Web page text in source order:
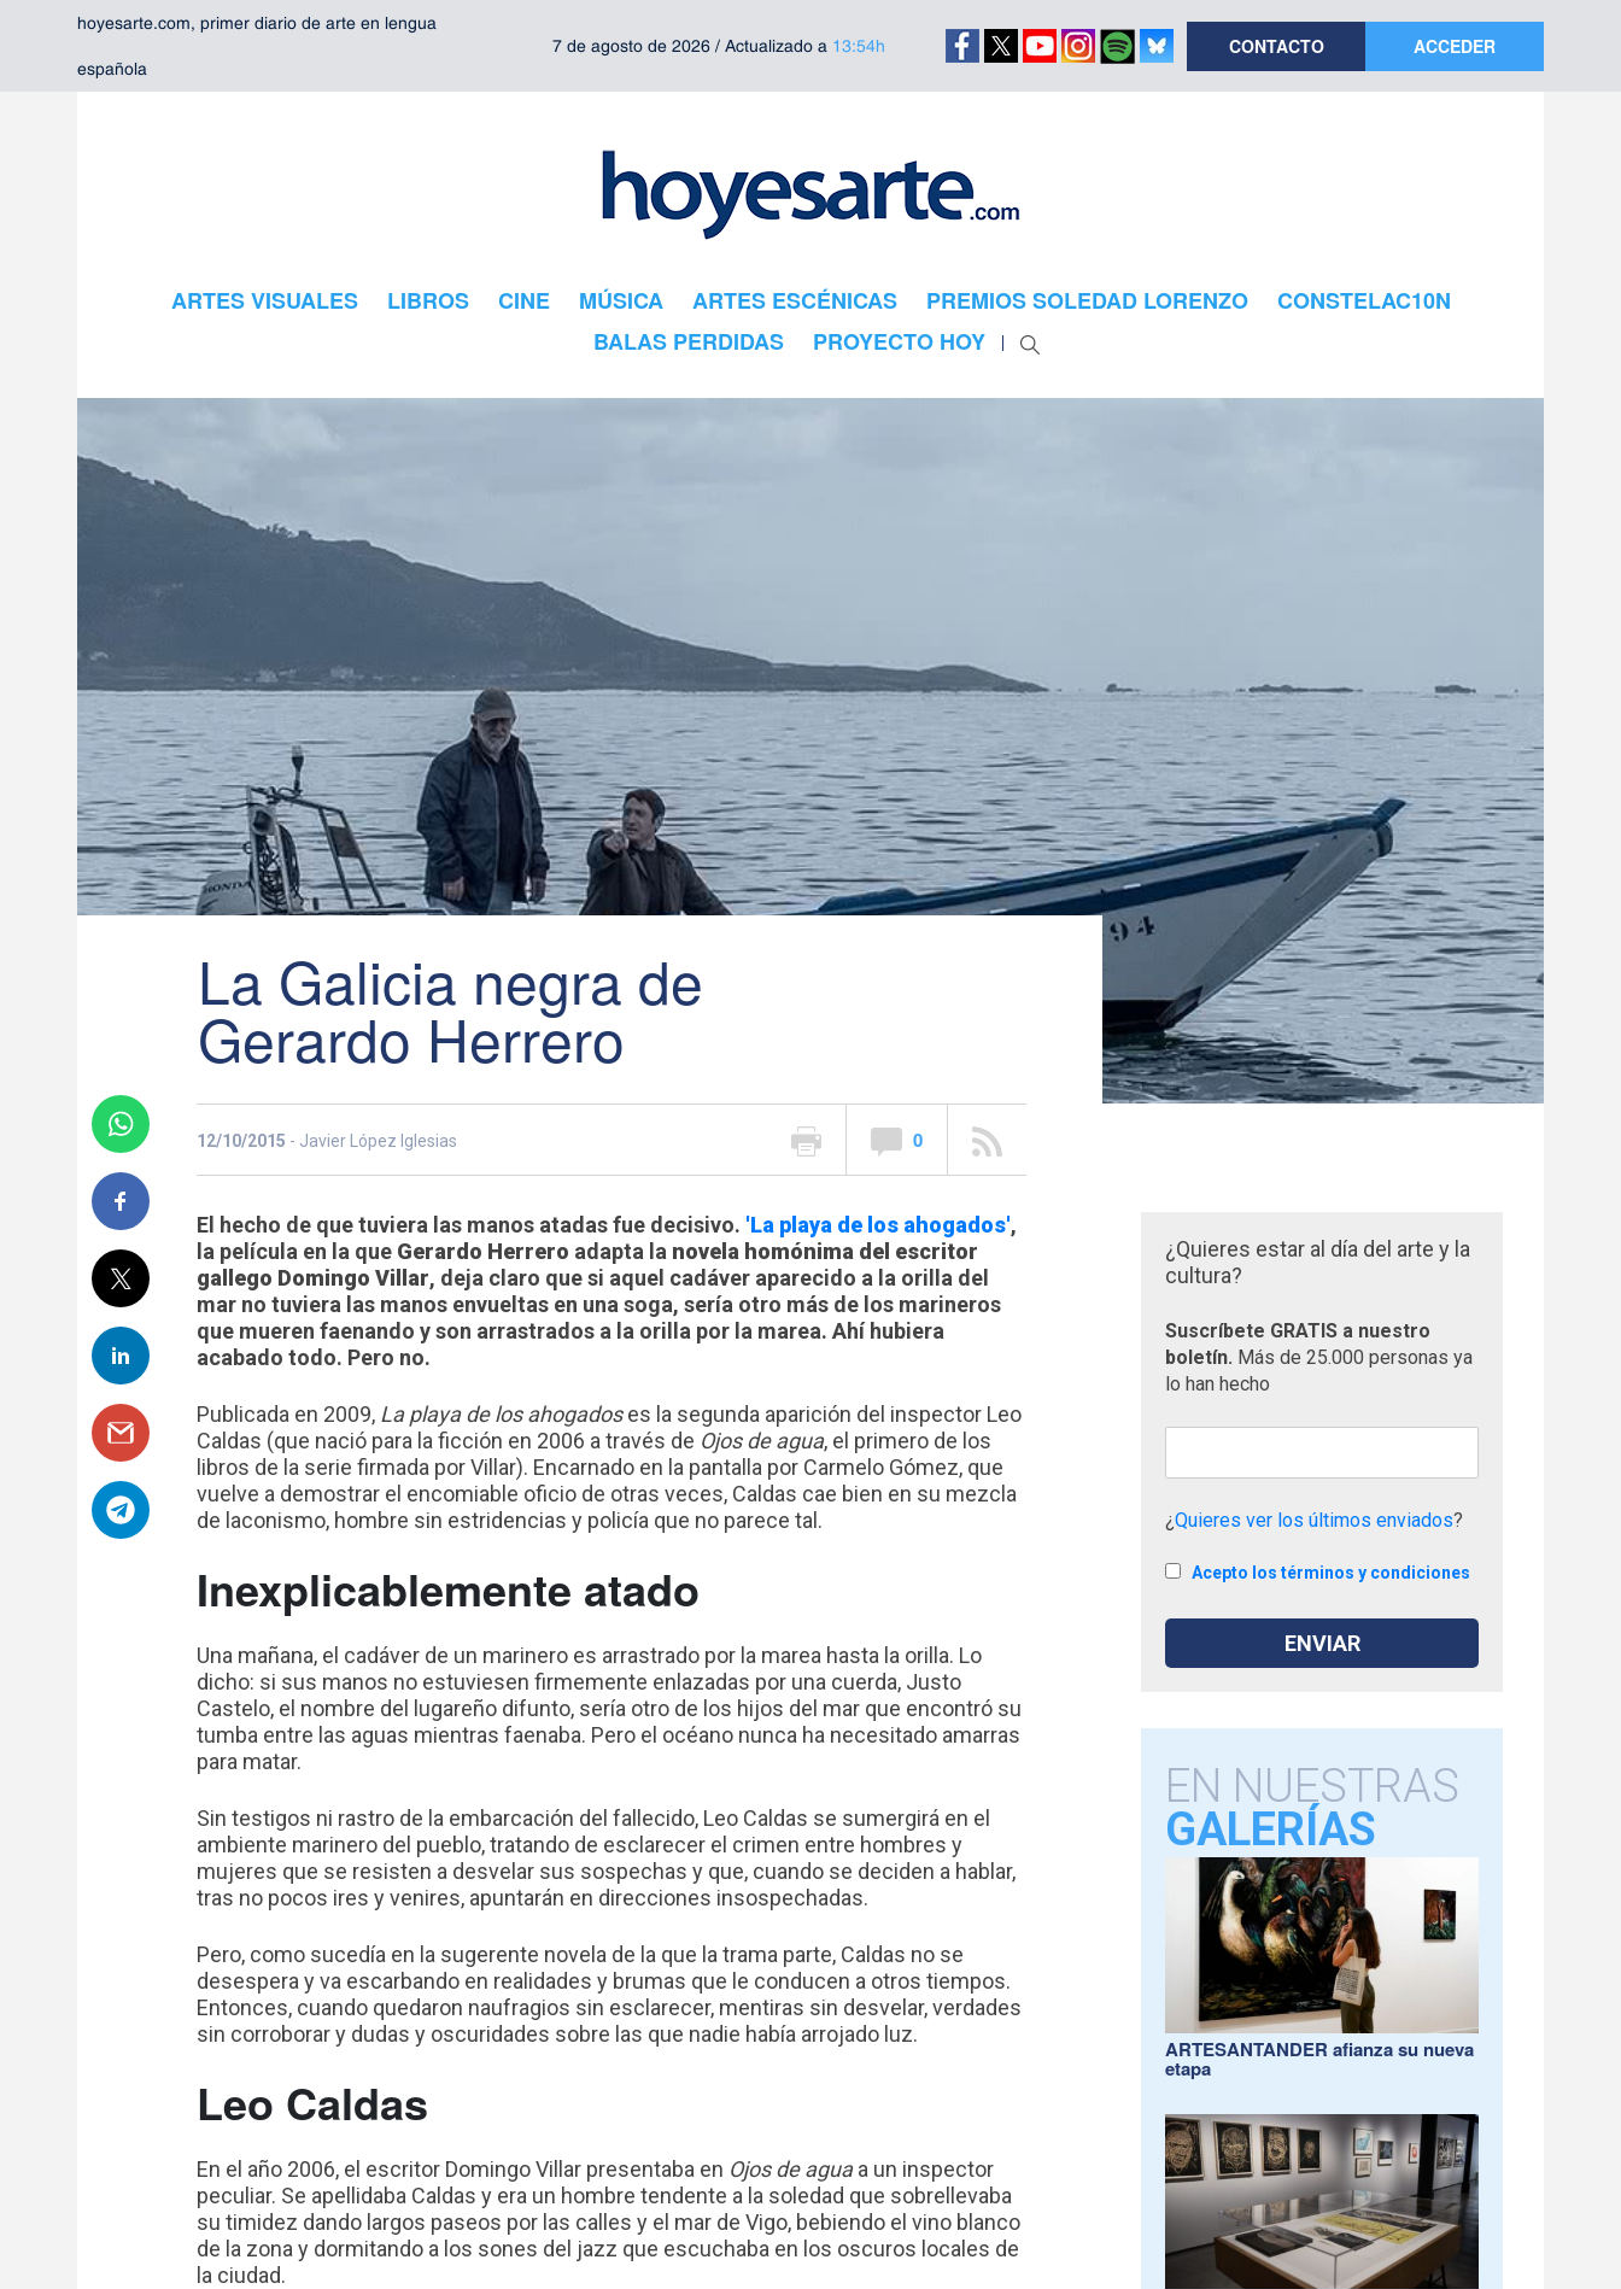
hoyesarte.com, primer diario de arte en lengua
española
7 de agosto de 2026 / Actualizado a 13:54h CONTACTO ACCEDER
ARTES VISUALES LIBROS CINE MÚSICA ARTES ESCÉNICAS PREMIOS SOLEDAD LORENZO
CONSTELAC10N
BALAS PERDIDAS
PROYECTO HOY
La Galicia negra de
Gerardo Herrero
12/10/2015 - Javier López Iglesias 0
El hecho de que tuviera las manos atadas fue decisivo. 'La playa de los ahogados',
la película en la que Gerardo Herrero adapta la novela homónima del escritor
gallego Domingo Villar, deja claro que si aquel cadáver aparecido a la orilla del
mar no tuviera las manos envueltas en una soga, sería otro más de los marineros
que mueren faenando y son arrastrados a la orilla por la marea. Ahí hubiera
acabado todo. Pero no.
Publicada en 2009, La playa de los ahogadoses la segunda aparición del inspector Leo
Caldas (que nació para la ficción en 2006 a través de Ojos de agua, el primero de los
libros de la serie firmada por Villar). Encarnado en la pantalla por Carmelo Gómez, que
vuelve a demostrar el encomiable oficio de otras veces, Caldas cae bien en su mezcla
de laconismo, hombre sin estridencias y policía que no parece tal.
Inexplicablemente atado
Una mañana, el cadáver de un marinero es arrastrado por la marea hasta la orilla. Lo
dicho: si sus manos no estuviesen firmemente enlazadas por una cuerda, Justo
Castelo, el nombre del lugareño difunto, sería otro de los hijos del mar que encontró su
tumba entre las aguas mientras faenaba. Pero el océano nunca ha necesitado amarras
para matar.
Sin testigos ni rastro de la embarcación del fallecido, Leo Caldas se sumergirá en el
ambiente marinero del pueblo, tratando de esclarecer el crimen entre hombres y
mujeres que se resisten a desvelar sus sospechas y que, cuando se deciden a hablar,
tras no pocos ires y venires, apuntarán en direcciones insospechadas.
Pero, como sucedía en la sugerente novela de la que la trama parte, Caldas no se
desespera y va escarbando en realidades y brumas que le conducen a otros tiempos.
Entonces, cuando quedaron naufragios sin esclarecer, mentiras sin desvelar, verdades
sin corroborar y dudas y oscuridades sobre las que nadie había arrojado luz.
Leo Caldas
En el año 2006, el escritor Domingo Villar presentaba en Ojos de aguaa un inspector
peculiar. Se apellidaba Caldas y era un hombre tendente a la soledad que sobrellevaba
su timidez dando largos paseos por las calles y el mar de Vigo, bebiendo el vino blanco
de la zona y dormitando a los sones del jazz que escuchaba en los oscuros locales de
la ciudad.
¿Quieres estar al día del arte y la
cultura?
Suscríbete GRATIS a nuestro
boletín. Más de 25.000 personas ya
lo han hecho
¿Quieres ver los últimos enviados?
Acepto los términos y condiciones
EN NUESTRAS
GALERÍAS
ARTESANTANDER afianza su nueva
etapa